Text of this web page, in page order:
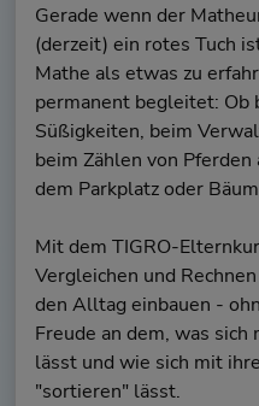
Gerade wenn der
(derzeit) ein rotes Tuch
Mathe als etwas zu
permanent begleitet: Ob
Süßigkeiten, beim
beim Zählen von
dem Parkplatz oder
Mit dem TIGRO-
Vergleichen und
den Alltag einbauen -
Freude an dem, was
lässt und wie sich mit
"sortieren" lässt.